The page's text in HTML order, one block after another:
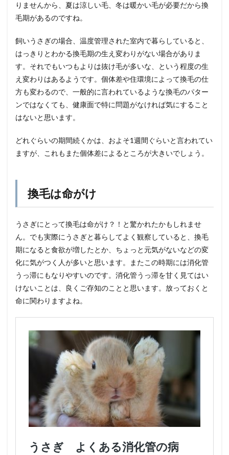
りませんから、夏は涼しい毛、冬は暖かい毛が必要だから換
毛期があるのですね。
飼いうさぎの場合、温度管理された室内で暮らしていると、
はっきりとわかる換毛期の生え変わりがない場合がありま
す。それでもいつもよりは抜け毛が多いな、という程度の生
え変わりはあるようです。個体差や住環境によって換毛の仕
方も変わるので、一般的に言われているような換毛のパター
ンではなくても、健康面で特に問題がなければ気にすること
はないと思います。
どれぐらいの期間続くかは、およそ1週間ぐらいと言われてい
ますが、これもまた個体差によるところが大きいでしょう。
換毛は命がけ
うさぎにとって換毛は命がけ？！と驚かれたかもしれませ
ん。でも実際にうさぎと暮らしてよく観察していると、換毛
期になると食欲が増したとか、ちょっと元気がないなどの変
化に気がつく人が多いと思います。またこの時期には消化管
うっ滞にもなりやすいのです。消化管うっ滞を甘く見てはい
けないことは、良くご存知のことと思います。放っておくと
命に関わりますよね。